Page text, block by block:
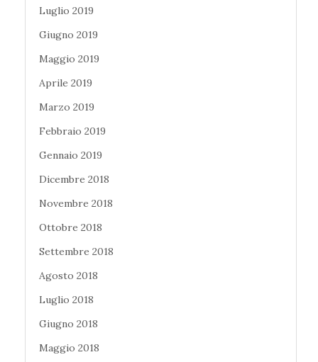
Luglio 2019
Giugno 2019
Maggio 2019
Aprile 2019
Marzo 2019
Febbraio 2019
Gennaio 2019
Dicembre 2018
Novembre 2018
Ottobre 2018
Settembre 2018
Agosto 2018
Luglio 2018
Giugno 2018
Maggio 2018